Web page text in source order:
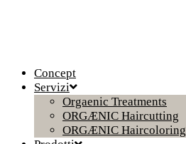
Concept
Servizi
Orgaenic Treatments
ORGÆNIC Haircutting
ORGÆNIC Haircoloring